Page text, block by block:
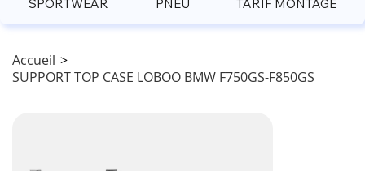
Accueil >
SUPPORT TOP CASE LOBOO BMW F750GS-F850GS
SPORTWEAR
PNEU TARIF MONTAGE